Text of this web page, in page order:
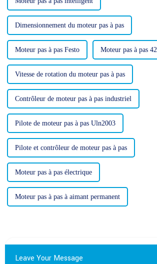
Dimensionnement du moteur pas à pas
Moteur pas à pas Festo Moteur pas à pas 42
Vitesse de rotation du moteur pas à pas
Contrôleur de moteur pas à pas industriel
Pilote de moteur pas à pas Uln2003
Pilote et contrôleur de moteur pas à pas
Moteur pas à pas électrique
Moteur pas à pas à aimant permanent
Leave Your Message